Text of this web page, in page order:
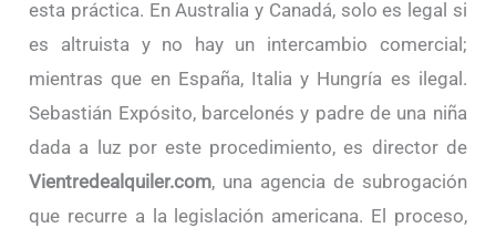
esta práctica. En Australia y Canadá, solo es legal si
es altruista y no hay un intercambio comercial;
mientras que en España, Italia y Hungría es ilegal.
Sebastián Expósito, barcelonés y padre de una niña
dada a luz por este procedimiento, es director de
Vientredealquiler.com, una agencia de subrogación
que recurre a la legislación americana. El proceso,